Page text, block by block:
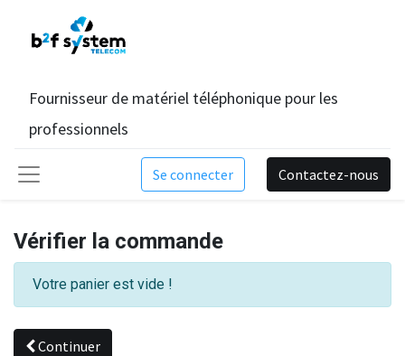
Fournisseur de matériel téléphonique pour les
professionnels
Se connecter Contactez-nous
Vérifier la commande
Votre panier est vide !
Continuer